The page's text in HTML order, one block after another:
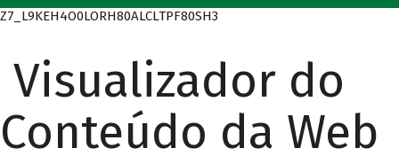
Z7_L9KEH4O0LORH80ALCLTPF80SH3
Visualizador do
Conteúdo da Web